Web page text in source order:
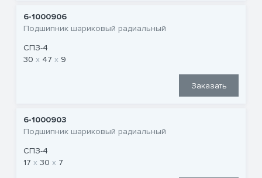
6-1000906
Подшипник шариковый радиальный
СПЗ-4
30
47 9
Заказать
6-1000903
Подшипник шариковый радиальный
СПЗ-4
17
30 7